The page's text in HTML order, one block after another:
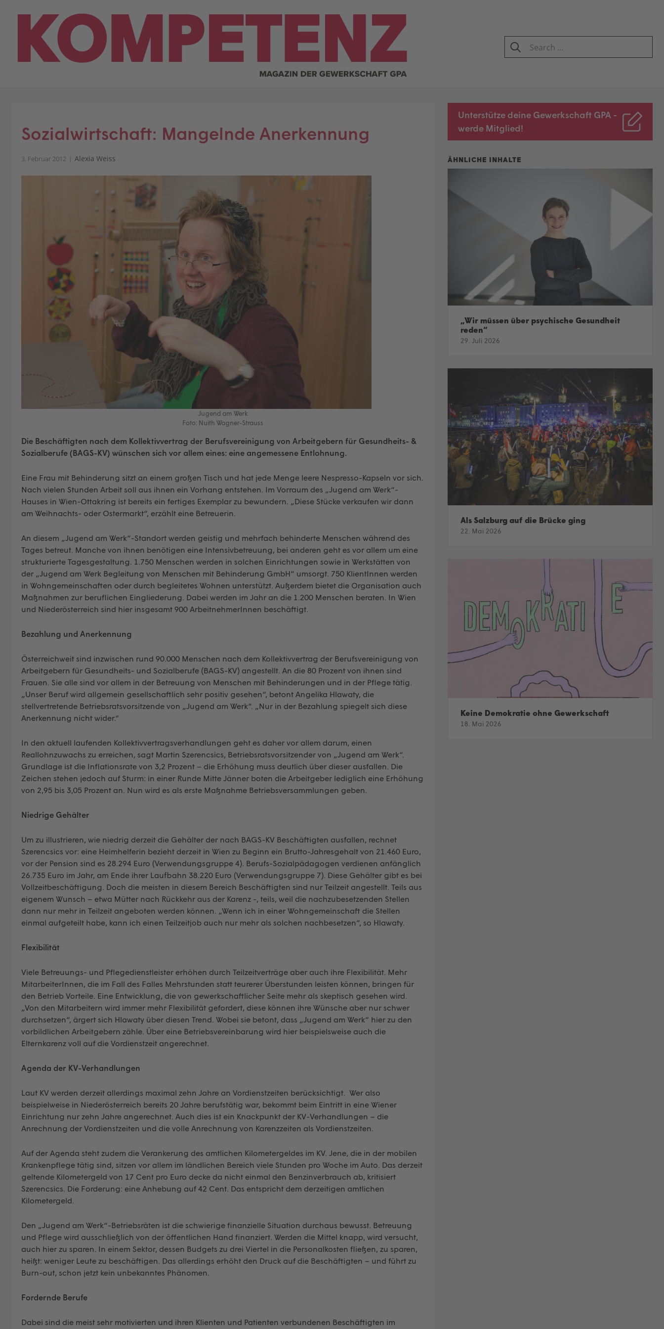
SEARCH
Search
for:
Sozialwirtschaft: Mangelnde Anerkennung
3. Februar 2012 Alexia Weiss
Jugend am Werk
Foto: Nuith Wagner-Strauss
Die Beschäftigten nach dem Kollektivvertrag der Berufsvereinigung von Arbeitgebern für Gesundheits- &
Sozialberufe (BAGS-KV) wünschen sich vor allem eines: eine angemessene Entlohnung.
Eine Frau mit Behinderung sitzt an einem großen Tisch und hat jede Menge leere Nespresso-Kapseln vor sich.
Nach vielen Stunden Arbeit soll aus ihnen ein Vorhang entstehen. Im Vorraum des „Jugend am Werk“-
Hauses in Wien-Ottakring ist bereits ein fertiges Exemplar zu bewundern. „Diese Stücke verkaufen wir dann
am Weihnachts- oder Ostermarkt“, erzählt eine Betreuerin.
An diesem „Jugend am Werk“-Standort werden geistig und mehrfach behinderte Menschen während des
Tages betreut. Manche von ihnen benötigen eine Intensivbetreuung, bei anderen geht es vor allem um eine
strukturierte Tagesgestaltung. 1.750 Menschen werden in solchen Einrichtungen sowie in Werkstätten von
der „Jugend am Werk Begleitung von Menschen mit Behinderung GmbH“ umsorgt. 750 KlientInnen werden
in Wohngemeinschaften oder durch begleitetes Wohnen unterstützt. Außerdem bietet die Organisation auch
Maßnahmen zur beruflichen Eingliederung. Dabei werden im Jahr an die 1.200 Menschen beraten. In Wien
und Niederösterreich sind hier insgesamt 900 ArbeitnehmerInnen beschäftigt.
Bezahlung und Anerkennung
Österreichweit sind inzwischen rund 90.000 Menschen nach dem Kollektivvertrag der Berufsvereinigung von
Arbeitgebern für Gesundheits- und Sozialberufe (BAGS-KV) angestellt. An die 80 Prozent von ihnen sind
Frauen. Sie alle sind vor allem in der Betreuung von Menschen mit Behinderungen und in der Pflege tätig.
„Unser Beruf wird allgemein gesellschaftlich sehr positiv gesehen“, betont Angelika Hlawaty, die
stellvertretende Betriebsratsvorsitzende von „Jugend am Werk“. „Nur in der Bezahlung spiegelt sich diese
Anerkennung nicht wider.“
In den aktuell laufenden Kollektivvertragsverhandlungen geht es daher vor allem darum, einen
Reallohnzuwachs zu erreichen, sagt Martin Szerencsics, Betriebsratsvorsitzender von „Jugend am Werk“.
Grundlage ist die Inflationsrate von 3,2 Prozent – die Erhöhung muss deutlich über dieser ausfallen. Die
Zeichen stehen jedoch auf Sturm: in einer Runde Mitte Jänner boten die Arbeitgeber lediglich eine Erhöhung
von 2,95 bis 3,05 Prozent an. Nun wird es als erste Maßnahme Betriebsversammlungen geben.
Niedrige Gehälter
Um zu illustrieren, wie niedrig derzeit die Gehälter der nach BAGS-KV Beschäftigten ausfallen, rechnet
Szerencsics vor: eine Heimhelferin bezieht derzeit in Wien zu Beginn ein Brutto-Jahresgehalt von 21.460 Euro,
vor der Pension sind es 28.294 Euro (Verwendungsgruppe 4). Berufs-Sozialpädagogen verdienen anfänglich
26.735 Euro im Jahr, am Ende ihrer Laufbahn 38.220 Euro (Verwendungsgruppe 7). Diese Gehälter gibt es bei
Vollzeitbeschäftigung. Doch die meisten in diesem Bereich Beschäftigten sind nur Teilzeit angestellt. Teils aus
eigenem Wunsch – etwa Mütter nach Rückkehr aus der Karenz -, teils, weil die nachzubesetzenden Stellen
dann nur mehr in Teilzeit angeboten werden können. „Wenn ich in einer Wohngemeinschaft die Stellen
einmal aufgeteilt habe, kann ich einen Teilzeitjob auch nur mehr als solchen nachbesetzen“, so Hlawaty.
Flexibilität
Viele Betreuungs- und Pflegedienstleister erhöhen durch Teilzeitverträge aber auch ihre Flexibilität. Mehr
MitarbeiterInnen, die im Fall des Falles Mehrstunden statt teurerer Überstunden leisten können, bringen für
den Betrieb Vorteile. Eine Entwicklung, die von gewerkschaftlicher Seite mehr als skeptisch gesehen wird.
„Von den Mitarbeitern wird immer mehr Flexibilität gefordert, diese können ihre Wünsche aber nur schwer
durchsetzen“, ärgert sich Hlawaty über diesen Trend. Wobei sie betont, dass „Jugend am Werk“ hier zu den
vorbildlichen Arbeitgebern zähle. Über eine Betriebsvereinbarung wird hier beispielsweise auch die
Elternkarenz voll auf die Vordienstzeit angerechnet.
Agenda der KV-Verhandlungen
Laut KV werden derzeit allerdings maximal zehn Jahre an Vordienstzeiten berücksichtigt. Wer also
beispielweise in Niederösterreich bereits 20 Jahre berufstätig war, bekommt beim Eintritt in eine Wiener
Einrichtung nur zehn Jahre angerechnet. Auch dies ist ein Knackpunkt der KV-Verhandlungen – die
Anrechnung der Vordienstzeiten und die volle Anrechnung von Karenzzeiten als Vordienstzeiten.
Auf der Agenda steht zudem die Verankerung des amtlichen Kilometergeldes im KV. Jene, die in der mobilen
Krankenpflege tätig sind, sitzen vor allem im ländlichen Bereich viele Stunden pro Woche im Auto. Das derzeit
geltende Kilometergeld von 17 Cent pro Euro decke da nicht einmal den Benzinverbrauch ab, kritisiert
Szerencsics. Die Forderung: eine Anhebung auf 42 Cent. Das entspricht dem derzeitigen amtlichen
Kilometergeld.
Den „Jugend am Werk“-Betriebsräten ist die schwierige finanzielle Situation durchaus bewusst. Betreuung
und Pflege wird ausschließlich von der öffentlichen Hand finanziert. Werden die Mittel knapp, wird versucht,
auch hier zu sparen. In einem Sektor, dessen Budgets zu drei Viertel in die Personalkosten fließen, zu sparen,
heißt: weniger Leute zu beschäftigen. Das allerdings erhöht den Druck auf die Beschäftigten – und führt zu
Burn-out, schon jetzt kein unbekanntes Phänomen.
Fordernde Berufe
Dabei sind die meist sehr motivierten und ihren Klienten und Patienten verbundenen Beschäftigten im
Unterstütze deine Gewerkschaft GPA -
werde Mitglied!
„Wir müssen über psychische Gesundheit
reden“
29. Juli 2026
Als Salzburg auf die Brücke ging
22. Mai 2026
Keine Demokratie ohne Gewerkschaft
18. Mai 2026